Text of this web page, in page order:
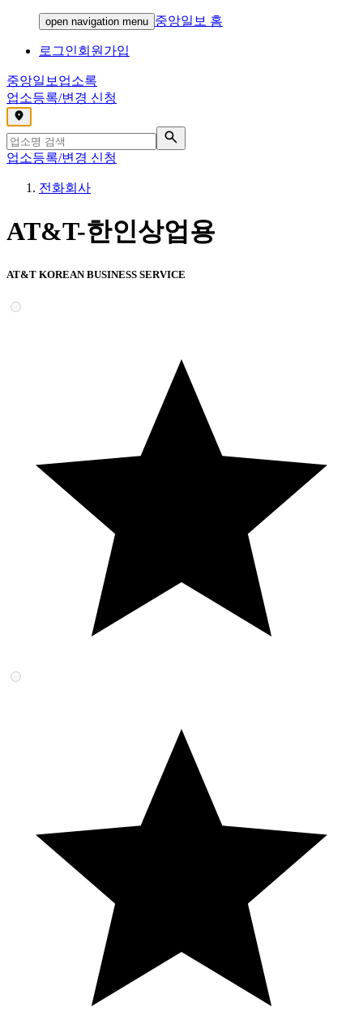
open navigation menu 중앙일보 홈
로그인회원가입
중앙일보 업소록
업소등록/변경 신청
,
업소등록/변경 신청
전화회사
AT&T-한인상업용
AT&T KOREAN BUSINESS SERVICE